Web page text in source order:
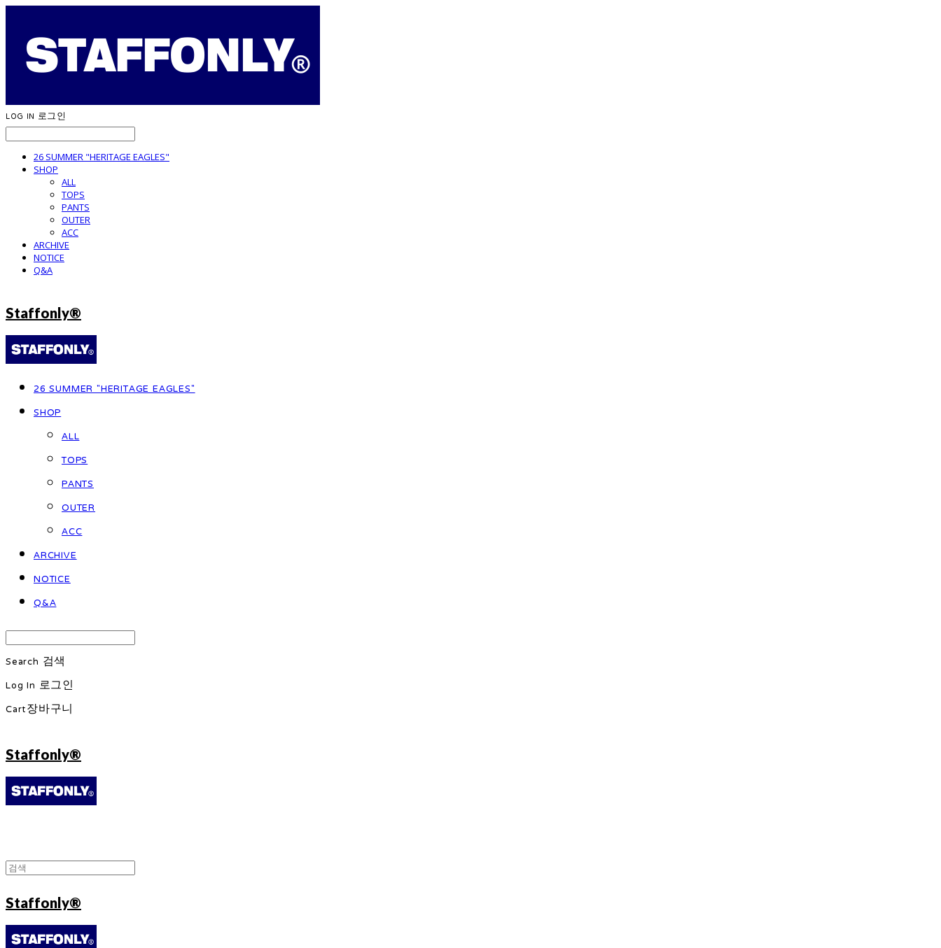
LOG IN 로그인
26 SUMMER "HERITAGE EAGLES"
SHOP
ALL
TOPS
PANTS
OUTER
ACC
ARCHIVE
NOTICE
Q&A
Staffonly®
26 SUMMER "HERITAGE EAGLES"
SHOP
ALL
TOPS
PANTS
OUTER
ACC
ARCHIVE
NOTICE
Q&A
Search 검색
Log In 로그인
Cart장바구니
Staffonly®
Staffonly®